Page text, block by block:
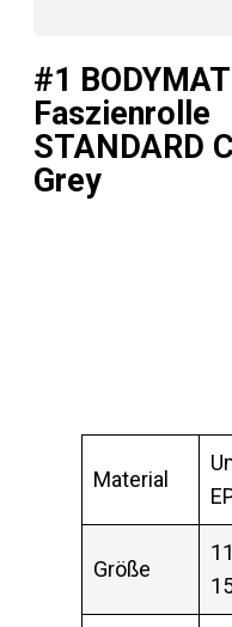
#1
Faszienrolle
STANDARD
Grey
Material
Größe